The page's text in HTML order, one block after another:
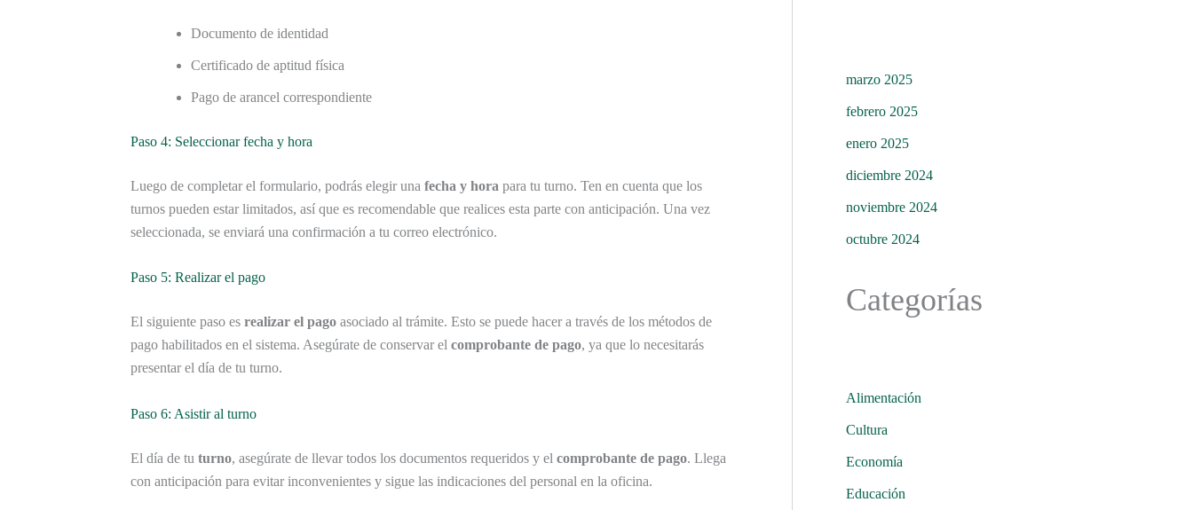
Documento de identidad
Certificado de aptitud física
Pago de arancel correspondiente
Paso 4: Seleccionar fecha y hora
Luego de completar el formulario, podrás elegir una fecha y hora para tu turno. Ten en cuenta que los
turnos pueden estar limitados, así que es recomendable que realices esta parte con anticipación. Una vez
seleccionada, se enviará una confirmación a tu correo electrónico.
Paso 5: Realizar el pago
El siguiente paso es realizar el pago asociado al trámite. Esto se puede hacer a través de los métodos de
pago habilitados en el sistema. Asegúrate de conservar el comprobante de pago, ya que lo necesitarás
presentar el día de tu turno.
Paso 6: Asistir al turno
El día de tu turno, asegúrate de llevar todos los documentos requeridos y el comprobante de pago. Llega
con anticipación para evitar inconvenientes y sigue las indicaciones del personal en la oficina.
marzo 2025
febrero 2025
enero 2025
diciembre 2024
noviembre 2024
octubre 2024
Categorías
Alimentación
Cultura
Economía
Educación